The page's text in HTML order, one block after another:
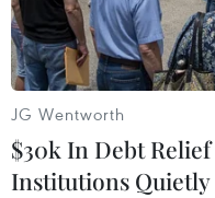
JG Wentworth
$30k In Debt
Institutions Quietly